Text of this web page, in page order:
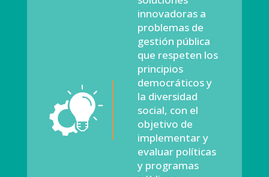
innovadoras a
problemas de
gestión pública
que respeten los
principios
democráticos y
la diversidad
social, con el
objetivo de
implementar y
evaluar políticas
y programas